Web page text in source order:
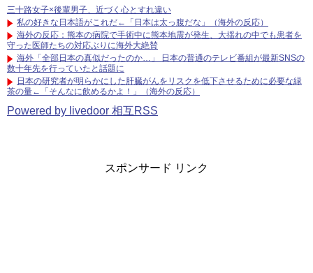
三十路女子×後輩男子、近づく心とすれ違い
私の好きな日本語がこれだ←「日本は太っ腹だな」（海外の反応）
海外の反応：熊本の病院で手術中に熊本地震が発生、大揺れの中でも患者を
守った医師たちの対応ぶりに海外大絶賛
海外「全部日本の真似だったのか…」 日本の普通のテレビ番組が最新SNSの
数十年先を行っていたと話題に
日本の研究者が明らかにした肝臓がんをリスクを低下させるために必要な緑
茶の量←「そんなに飲めるかよ！」（海外の反応）
Powered by livedoor 相互RSS
スポンサード リンク